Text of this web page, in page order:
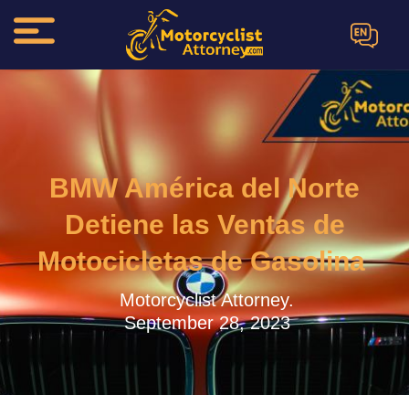
EN
BMW América del Norte
Detiene las Ventas de
Motocicletas de Gasolina
Motorcyclist Attorney.
September 28, 2023